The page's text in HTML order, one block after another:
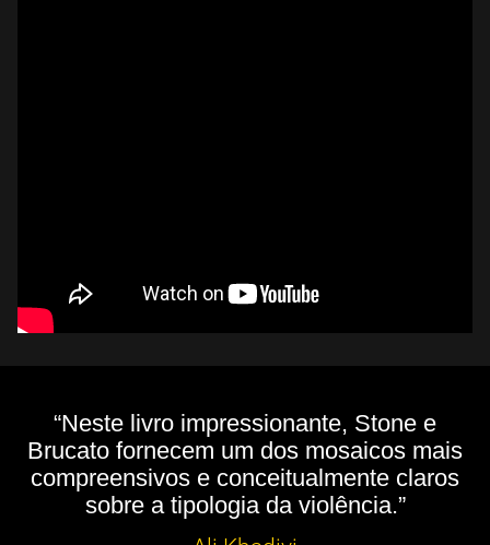
“Neste livro impressionante, Stone e
Brucato fornecem um dos mosaicos mais
compreensivos e conceitualmente claros
sobre a tipologia da violência.”